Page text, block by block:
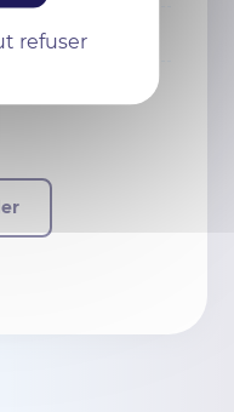
refuser